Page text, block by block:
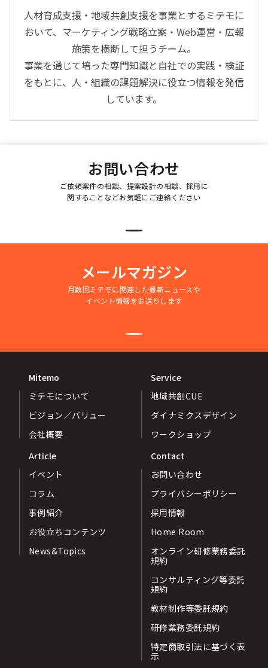
人材育成支援・地域共創支援を事業とするミテモに
おいて、マーケティング戦略立案・Web運営・広報
施策を横断して担うチーム。
事業を通じて培った専門知識と自社での実践・検証
をもとに、人・組織の課題解決に役立つ情報を発信
しています。
お問い合わせ
ご依頼案件の相談、提案設計の相談、採用に
関することなどお気軽にご連絡ください
メールマガジン
月数回ミテモに関連した最新ニュースや
イベント情報をお送りします
Mitemo
ミテモについて
ビジョン／バリュー
会社概要
Service
地域共創CUE
ダイナミクスデザイン
ワークショップ
Article
イベント
コラム
事例紹介
お役立ちコンテンツ
News&Topics
Contact
お問い合わせ
プライバシーポリシー
採用情報
Home Room
オンライン研修業務委託
規約
コンサルティング等委託
規約
教材制作等委託規約
研修業務委託規約
特定商取引法に基づく表
示